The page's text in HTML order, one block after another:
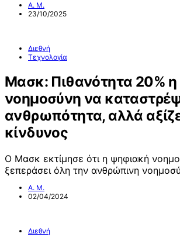
Α. Μ.
23/10/2025
Διεθνή
Τεχνολογία
Μασκ: Πιθανότητα 20% η
νοημοσύνη να
ανθρωπότητα, αλλά
κίνδυνος
Ο Μασκ εκτίμησε ότι η ψηφιακή
ξεπεράσει όλη την ανθρώπινη
Α. Μ.
02/04/2024
Διεθνή